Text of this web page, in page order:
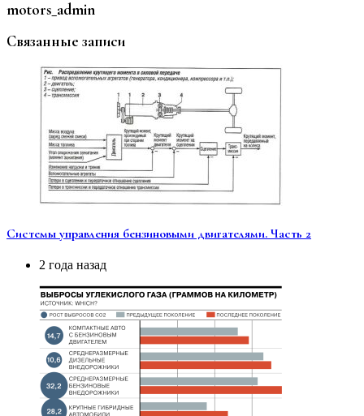
motors_admin
Связанные записи
Системы управления бензиновыми двигателями. Часть 2
2 года назад